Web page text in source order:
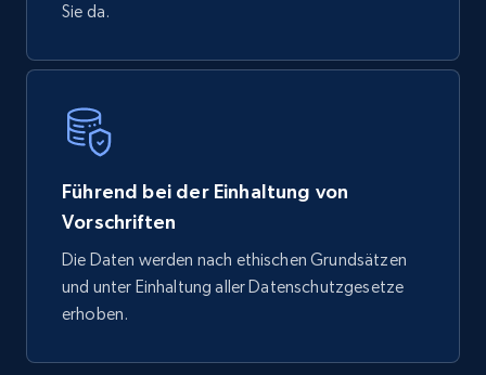
Sie da.
Führend bei der Einhaltung von
Vorschriften
Die Daten werden nach ethischen Grundsätzen
und unter Einhaltung aller Datenschutzgesetze
erhoben.